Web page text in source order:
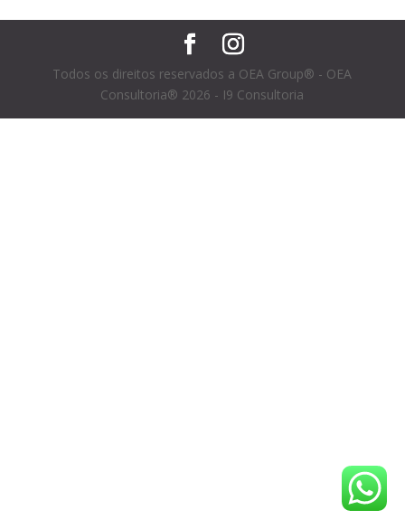
Todos os direitos reservados a OEA Group® - OEA
Consultoria® 2026 - I9 Consultoria